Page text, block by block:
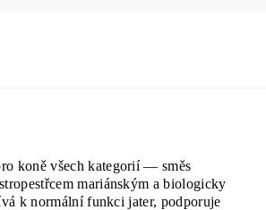
koně všech kategorií — směs
mariánským a biologicky
k normální funkci jater, podporuje